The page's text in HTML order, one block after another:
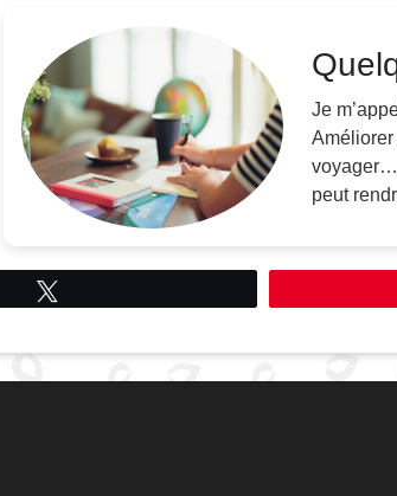
Je
Améliorer
voyager…
peut